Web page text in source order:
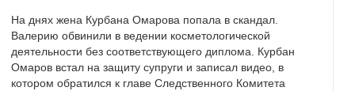
На днях жена Курбана Омарова попала в скандал.
Валерию обвинили в ведении косметологической
деятельности без соответствующего диплома. Курбан
Омаров встал на защиту супруги и записал видео, в
котором обратился к главе Следственного Комитета